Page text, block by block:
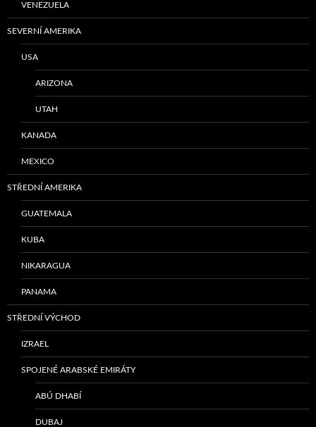
VENEZUELA
SEVERNÍ AMERIKA
USA
ARIZONA
UTAH
KANADA
MEXICO
STŘEDNÍ AMERIKA
GUATEMALA
KUBA
NIKARAGUA
PANAMA
STŘEDNÍ VÝCHOD
IZRAEL
SPOJENÉ ARABSKÉ EMIRÁTY
ABÚ DHABÍ
DUBAJ